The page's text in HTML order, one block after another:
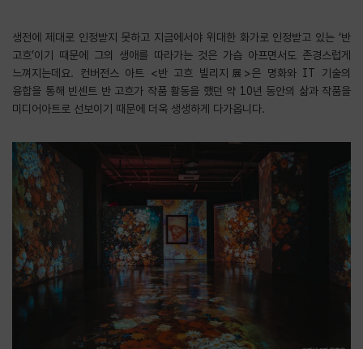
생전에 제대로 인정받지 못하고 지금에서야 위대한 화가로 인정받고 있는 ‘반
고흐’이기 때문에 그의 생애를 따라가는 것은 가슴 아프면서도 존경스럽게
느껴지는데요. 컨버전스 아트 <반 고흐 빌리지展>은 명화와 IT 기술의
융합을 통해 빈센트 반 고흐가 작품 활동을 했던 약 10년 동안의 삶과 작품을
미디어아트로 선보이기 때문에 더욱 생생하게 다가옵니다.